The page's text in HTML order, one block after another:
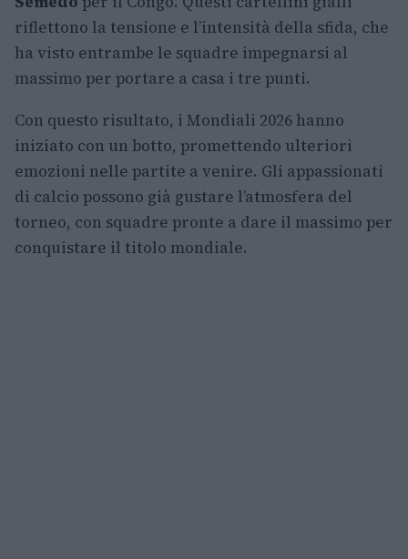
riflettono la tensione e l’intensità della sfida, che
ha visto entrambe le squadre impegnarsi al
massimo per portare a casa i tre punti.
Con questo risultato, i Mondiali 2026 hanno
iniziato con un botto, promettendo ulteriori
emozioni nelle partite a venire. Gli appassionati
di calcio possono già gustare l’atmosfera del
torneo, con squadre pronte a dare il massimo per
conquistare il titolo mondiale.